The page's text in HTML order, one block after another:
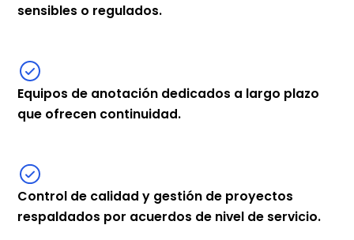
sensibles o regulados.
Equipos de anotación dedicados a largo plazo
que ofrecen continuidad.
Control de calidad y gestión de proyectos
respaldados por acuerdos de nivel de servicio.